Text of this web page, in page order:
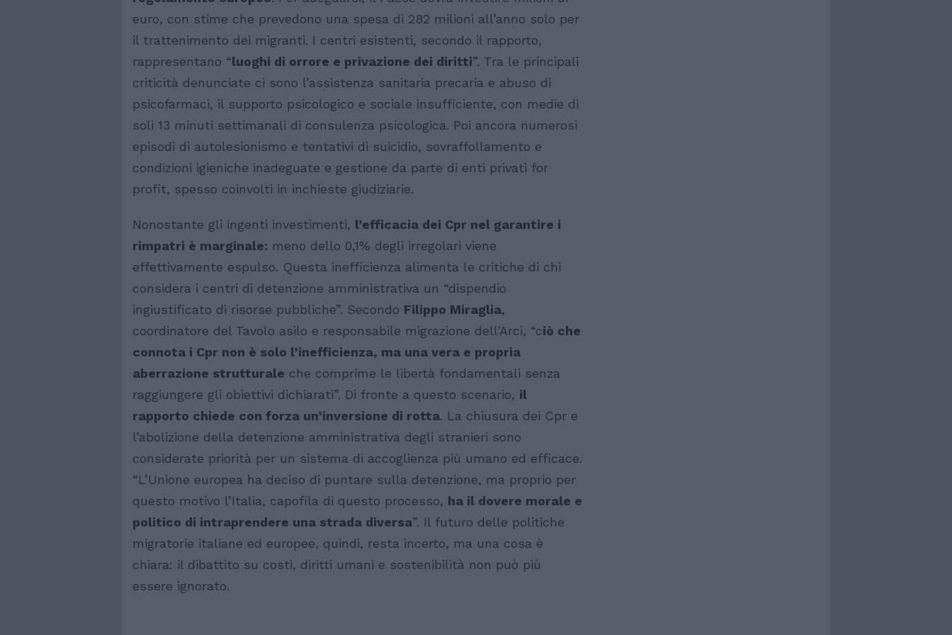
euro, con stime che prevedono una spesa di 282 milioni all’anno solo per
il trattenimento dei migranti. I centri esistenti, secondo il rapporto,
rappresentano “luoghi di orrore e privazione dei diritti”. Tra le principali
criticità denunciate ci sono l’assistenza sanitaria precaria e abuso di
psicofarmaci, il supporto psicologico e sociale insufficiente, con medie di
soli 13 minuti settimanali di consulenza psicologica. Poi ancora numerosi
episodi di autolesionismo e tentativi di suicidio, sovraffollamento e
condizioni igieniche inadeguate e gestione da parte di enti privati for
profit, spesso coinvolti in inchieste giudiziarie.
Nonostante gli ingenti investimenti, l’efficacia dei Cpr nel garantire i
rimpatri è marginale: meno dello 0,1% degli irregolari viene
effettivamente espulso. Questa inefficienza alimenta le critiche di chi
considera i centri di detenzione amministrativa un “dispendio
ingiustificato di risorse pubbliche”. Secondo Filippo Miraglia,
coordinatore del Tavolo asilo e responsabile migrazione dell’Arci, “ciò che
connota i Cpr non è solo l’inefficienza, ma una vera e propria
aberrazione strutturale che comprime le libertà fondamentali senza
raggiungere gli obiettivi dichiarati”. Di fronte a questo scenario, il
rapporto chiede con forza un’inversione di rotta. La chiusura dei Cpr e
l’abolizione della detenzione amministrativa degli stranieri sono
considerate priorità per un sistema di accoglienza più umano ed efficace.
“L’Unione europea ha deciso di puntare sulla detenzione, ma proprio per
questo motivo l’Italia, capofila di questo processo, ha il dovere morale e
politico di intraprendere una strada diversa”. Il futuro delle politiche
migratorie italiane ed europee, quindi, resta incerto, ma una cosa è
chiara: il dibattito su costi, diritti umani e sostenibilità non può più
essere ignorato.